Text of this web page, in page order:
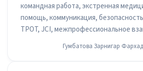
командная работа, экстренная
помощь, коммуникация,
TPOT, JCI, межпрофессиональное
Гумбатова Зарнигар